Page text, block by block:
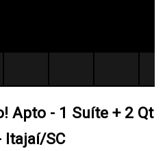
Apto - 1 Suíte + 2 Qt
Itajaí/SC